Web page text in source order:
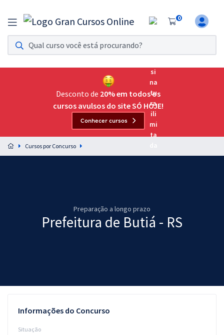
0
Assinatura Ilimitada 11
Acesso a todos os cursos. Teste grátis por 7 dias!
Assinatura OAB Até Passar
Acesso ilimitado a toda preparação para o Exame da
Preparação completa e intensiva para as principais
residências em saúde do Brasil
Questões grátis
Desconto de 20% em todos os
cursos avulsos do site SÓ HOJE!
Conhecer cursos
Cursos por Concurso
Preparação a longo prazo
Prefeitura de Butiá - RS
Informações do Concurso
Situação